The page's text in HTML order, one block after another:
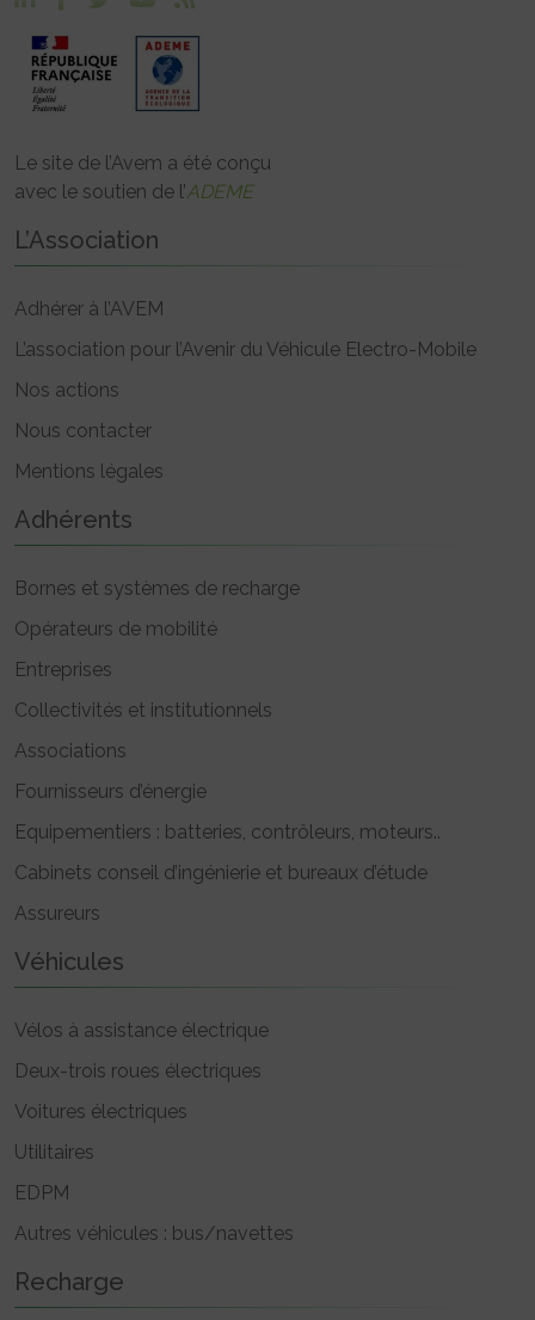
Le site de l’Avem a été conçu
avec le soutien de l’ADEME
L’Association
Adhérer à l’AVEM
L’association pour l’Avenir du Véhicule Electro-Mobile
Nos actions
Nous contacter
Mentions légales
Adhérents
Bornes et systèmes de recharge
Opérateurs de mobilité
Entreprises
Collectivités et institutionnels
Associations
Fournisseurs d’énergie
Equipementiers : batteries, contrôleurs, moteurs..
Cabinets conseil d’ingénierie et bureaux d’étude
Assureurs
Véhicules
Vélos à assistance électrique
Deux-trois roues électriques
Voitures électriques
Utilitaires
EDPM
Autres véhicules : bus/navettes
Recharge